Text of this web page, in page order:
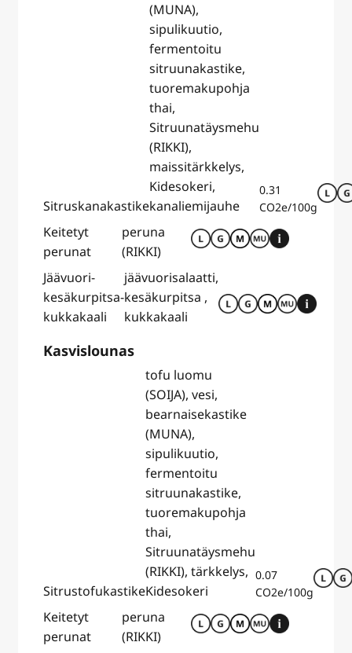
Sitruskanakastike
(MUNA),
sipulikuutio,
fermentoitu
sitruunakastike,
tuoremakupohja
thai,
Sitruunatäysmehu
(RIKKI),
maissitärkkelys,
Kidesokeri,
kanaliemijauhe
0.31
CO2e/100g
Keitetyt
perunat
peruna
(RIKKI)
Jäävuori-
kesäkurpitsa-
kukkakaali
jäävuorisalaatti,
kesäkurpitsa ,
kukkakaali
Kasvislounas
Sitrustofukastike
tofu luomu
(SOIJA), vesi,
bearnaisekastike
(MUNA),
sipulikuutio,
fermentoitu
sitruunakastike,
tuoremakupohja
thai,
Sitruunatäysmehu
(RIKKI), tärkkelys,
Kidesokeri
0.07
CO2e/100g
Keitetyt
perunat
peruna
(RIKKI)